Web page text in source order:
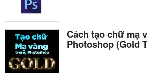
Cách tạo chữ mạ
Photoshop (Gold